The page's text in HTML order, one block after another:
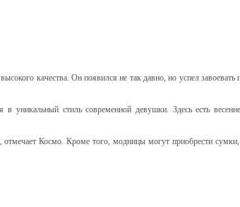
качества. Он появился не так давно, но успел завоевать
уникальный стиль современной девушки. Здесь есть
Космо. Кроме того, модницы могут приобрести